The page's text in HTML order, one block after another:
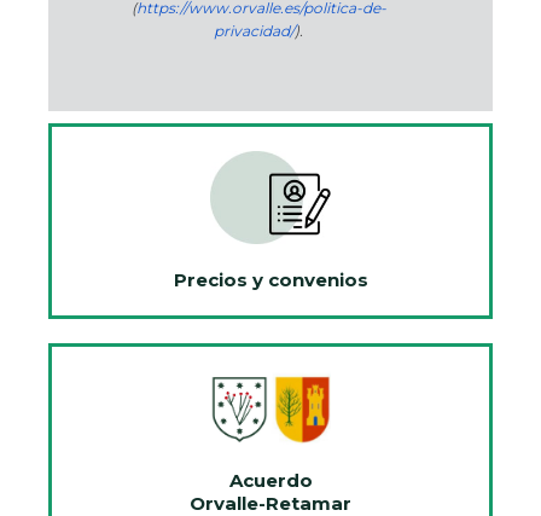
(https://www.orvalle.es/politica-de-
privacidad/).
Precios y convenios
Acuerdo
Orvalle-Retamar